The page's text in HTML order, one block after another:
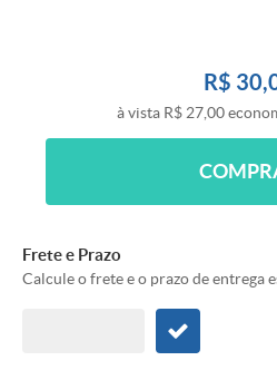
R$
à vista R$ 27,00
Frete e Prazo
Calcule o frete e o prazo de entrega